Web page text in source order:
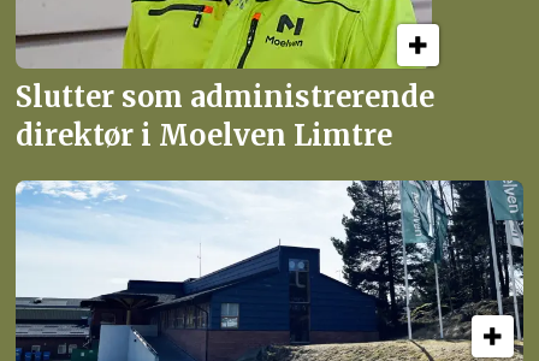
Slutter som administrerende
direktør i Moelven Limtre